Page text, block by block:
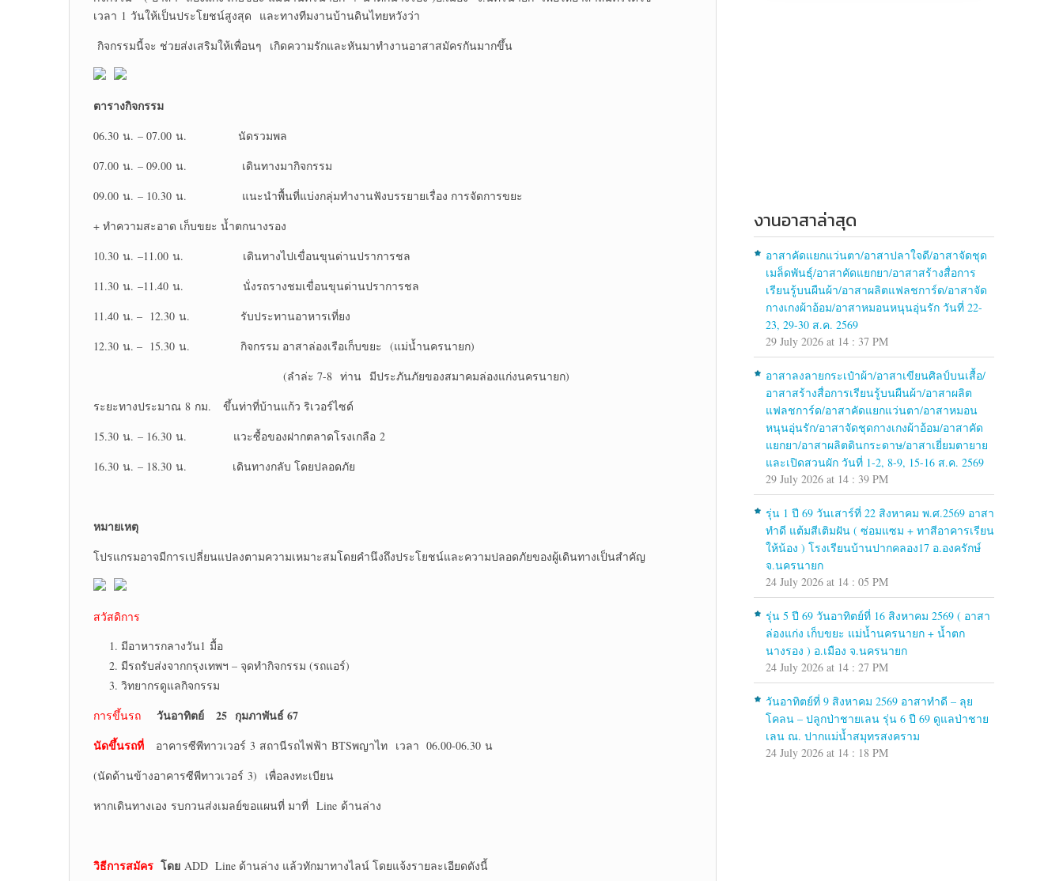
เวลา 1 วันให้เป็นประโยชน์สูงสุด และทางทีมงานบ้านดินไทยหวังว่า
กิจกรรมนี้จะ ช่วยส่งเสริมให้เพื่อนๆ เกิดความรักและหันมาทำงานอาสาสมัครกันมากขึ้น
ตารางกิจกรรม
06.30 น. – 07.00 น. นัดรวมพล
07.00 น. – 09.00 น. เดินทางมากิจกรรม
09.00 น. – 10.30 น. แนะนำพื้นที่แบ่งกลุ่มทำงานฟังบรรยายเรื่อง การจัดการขยะ
+ ทำความสะอาด เก็บขยะ น้ำตกนางรอง
10.30 น. –11.00 น. เดินทางไปเขื่อนขุนด่านปราการชล
11.30 น. –11.40 น. นั่งรถรางชมเขื่อนขุนด่านปราการชล
11.40 น. – 12.30 น. รับประทานอาหารเที่ยง
12.30 น. – 15.30 น. กิจกรรม อาสาล่องเรือเก็บขยะ (แม่น้ำนครนายก)
(ลำล่ะ 7-8 ท่าน มีประภันภัยของสมาคมล่องแก่งนครนายก)
ระยะทางประมาณ 8 กม. ขึ้นท่าที่บ้านแก้ว ริเวอร์ไซด์
15.30 น. – 16.30 น. แวะซื้อของฝากตลาดโรงเกลือ 2
16.30 น. – 18.30 น. เดินทางกลับ โดยปลอดภัย
หมายเหตุ
โปรแกรมอาจมีการเปลี่ยนแปลงตามความเหมาะสมโดยคำนึงถึงประโยชน์และความปลอดภัยของผู้เดินทางเป็นสำคัญ
สวัสดิการ
มีอาหารกลางวัน1 มื้อ
มีรถรับส่งจากกรุงเทพฯ – จุดทำกิจกรรม (รถแอร์)
วิทยากรดูแลกิจกรรม
การขึ้นรถ
วันอาทิตย์ 25 กุมภาพันธ์ 67
นัดขึ้นรถที่
อาคารซีพีทาวเวอร์ 3 สถานีรถไฟฟ้า BTSพญาไท เวลา 06.00-06.30 น
(นัดด้านข้างอาคารซีพีทาวเวอร์ 3) เพื่อลงทะเบียน
หากเดินทางเอง รบกวนส่งเมลย์ขอแผนที่ มาที่ Line ด้านล่าง
วิธีการสมัคร โดย ADD Line ด้านล่าง แล้วทักมาทางไลน์ โดยแจ้งรายละเอียดดังนี้
งานอาสาล่าสุด
อาสาคัดแยกแว่นตา/อาสาปลาใจดี/อาสาจัดชุด
เมล็ดพันธุ์/อาสาคัดแยกยา/อาสาสร้างสื่อการ
เรียนรู้บนผืนผ้า/อาสาผลิตแฟลชการ์ด/อาสาจัด
กางเกงผ้าอ้อม/อาสาหมอนหนุนอุ่นรัก วันที่ 22-
23, 29-30 ส.ค. 2569
29 July 2026 at 14 : 37 PM
อาสาลงลายกระเป๋าผ้า/อาสาเขียนศิลป์บนเสื้อ/
อาสาสร้างสื่อการเรียนรู้บนผืนผ้า/อาสาผลิต
แฟลชการ์ด/อาสาคัดแยกแว่นตา/อาสาหมอน
หนุนอุ่นรัก/อาสาจัดชุดกางเกงผ้าอ้อม/อาสาคัด
แยกยา/อาสาผลิตดินกระดาษ/อาสาเยี่ยมตายาย
และเปิดสวนผัก วันที่ 1-2, 8-9, 15-16 ส.ค. 2569
29 July 2026 at 14 : 39 PM
รุ่น 1 ปี 69 วันเสาร์ที่ 22 สิงหาคม พ.ศ.2569 อาสา
ทำดี แต้มสีเติมฝัน ( ซ่อมแซม + ทาสีอาคารเรียน
ให้น้อง ) โรงเรียนบ้านปากคลอง17 อ.องครักษ์
จ.นครนายก
24 July 2026 at 14 : 05 PM
รุ่น 5 ปี 69 วันอาทิตย์ที่ 16 สิงหาคม 2569 ( อาสา
ล่องแก่ง เก็บขยะ แม่น้ำนครนายก + น้ำตก
นางรอง ) อ.เมือง จ.นครนายก
24 July 2026 at 14 : 27 PM
วันอาทิตย์ที่ 9 สิงหาคม 2569 อาสาทำดี – ลุย
โคลน – ปลูกป่าชายเลน รุ่น 6 ปี 69 ดูแลป่าชาย
เลน ณ. ปากแม่น้ำสมุทรสงคราม
24 July 2026 at 14 : 18 PM